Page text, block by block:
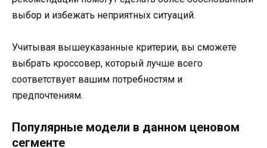
выбор и избежать неприятных ситуаций.
Учитывая вышеуказанные критерии, вы сможете
выбрать кроссовер, который лучше всего
соответствует вашим потребностям и
предпочтениям.
Популярные модели в данном ценовом
сегменте